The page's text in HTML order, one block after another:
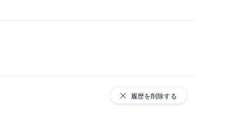
履歴を削除する